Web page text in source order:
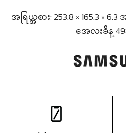
အရြယ္အစား: 253.8 × 165.3
အေလးခ်ိန္